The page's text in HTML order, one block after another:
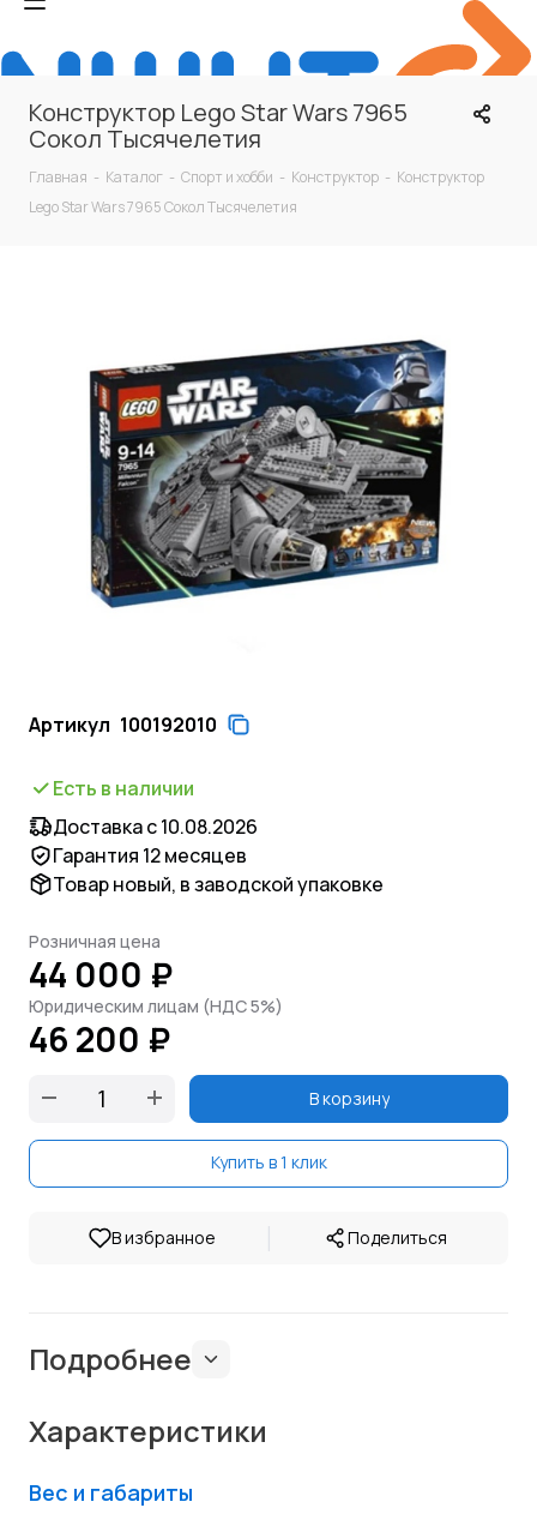
Конструктор Lego Star Wars 7965
Сокол Тысячелетия
Главная - Каталог - Спорт и хобби - Конструктор - Конструктор
Lego Star Wars 7965 Сокол Тысячелетия
Артикул 100192010
Есть в наличии
Доставка с 10.08.2026
Гарантия 12 месяцев
Товар новый, в заводской упаковке
Розничная цена
44 000 ₽
Юридическим лицам (НДС 5%)
46 200 ₽
В корзину
Купить в 1 клик
В избранное | Поделиться
Подробнее
Характеристики
Вес и габариты